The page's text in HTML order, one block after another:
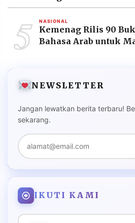
5 NASIONAL
Kemenag Rilis 90
Bahasa Arab untuk
NEWSLETTER
Jangan lewatkan berita terbaru!
sekarang.
IKUTI KAMI